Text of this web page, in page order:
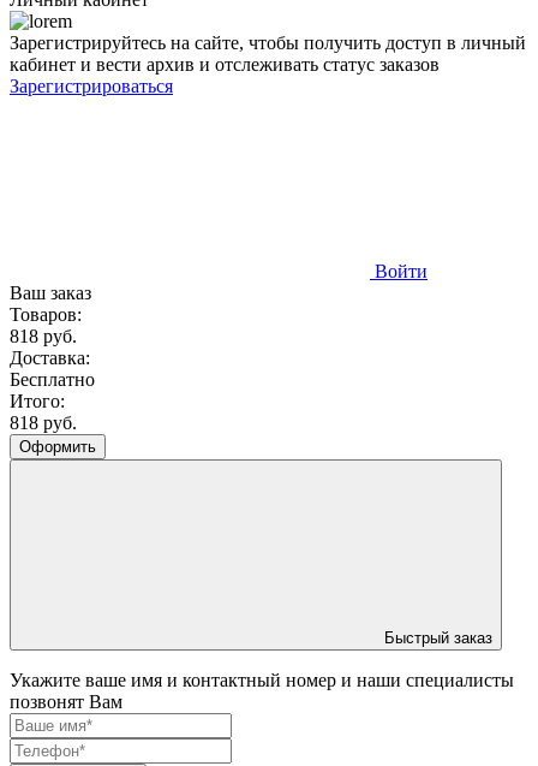
Зарегистрируйтесь на сайте, чтобы получить доступ в личный
кабинет и вести архив и отслеживать статус заказов
Зарегистрироваться
Войти
Ваш заказ
Товаров:
818 руб.
Доставка:
Бесплатно
Итого:
818 руб.
Оформить
Быстрый заказ
Укажите ваше имя и контактный номер и наши специалисты
позвонят Вам